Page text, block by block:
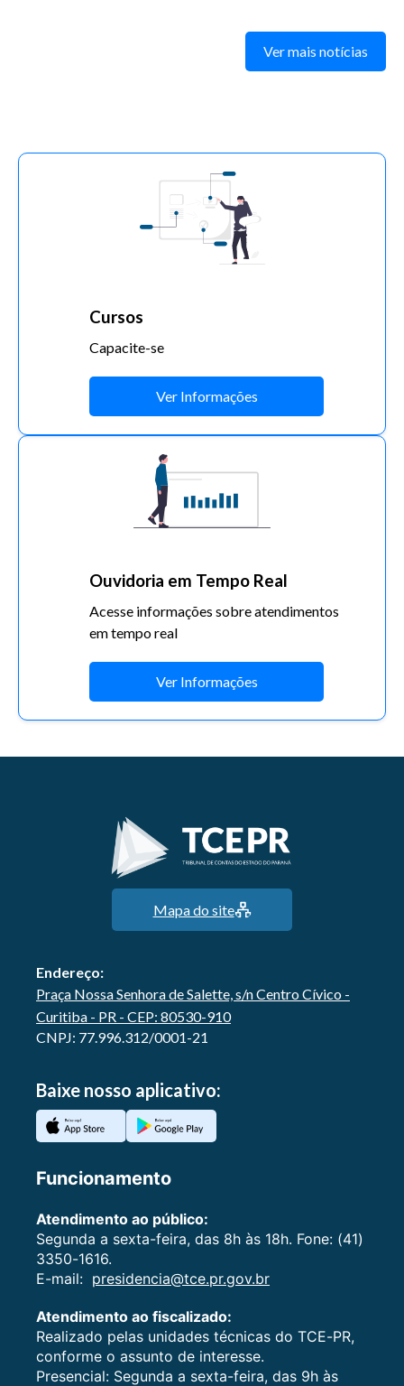
Ver mais notícias
Cursos
Capacite-se
Ver Informações
Ouvidoria em Tempo Real
Acesse informações sobre atendimentos
em tempo real
Ver Informações
Mapa do site
Endereço:
Praça Nossa Senhora de Salette, s/n Centro Cívico -
Curitiba - PR - CEP: 80530-910
CNPJ: 77.996.312/0001-21
Baixe nosso aplicativo:
Funcionamento
Atendimento ao público:
Segunda a sexta-feira, das 8h às 18h. Fone: (41)
3350-1616.
E-mail: presidencia@tce.pr.gov.br
Atendimento ao fiscalizado:
Realizado pelas unidades técnicas do TCE-PR,
conforme o assunto de interesse.
Presencial: Segunda a sexta-feira, das 9h às